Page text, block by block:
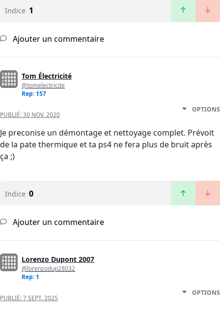
Indice 1
Ajouter un commentaire
Tom Électricité
@tomelectricite
Rep: 157
PUBLIÉ:30 NOV. 2020
OPTIONS
Je preconise un démontage et nettoyage complet. Prévoit
de la pate thermique et ta ps4 ne fera plus de bruit après
ça ;)
Indice 0
Ajouter un commentaire
Lorenzo Dupont 2007
@lorenzodup28032
Rep: 1
PUBLIÉ:7 SEPT. 2025
OPTIONS